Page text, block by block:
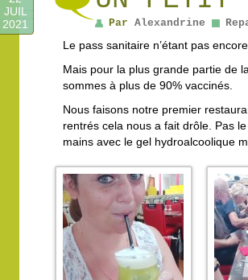
JUIL
2021
Par Alexandrine
Le pass sanitaire n’étant pas
Mais pour la plus grande partie de
sommes à plus de 90% vaccinés.
Nous faisons notre premier
rentrés cela nous a fait drôle. Pas
mains avec le gel hydroalcoolique